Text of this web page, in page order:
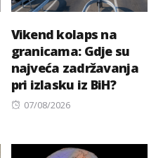
Vikend kolaps na
granicama: Gdje su
najveća zadržavanja
pri izlasku iz BiH?
Posted
07/08/2026